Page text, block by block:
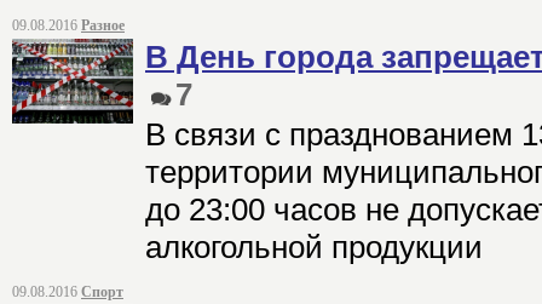
09.08.2016 Разное
В День города
7
В связи с празднованием
территории
до 23:00 часов не
алкогольной продукции
09.08.2016 Спорт